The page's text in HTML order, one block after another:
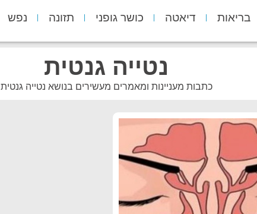
בריאות דיאטה כושר גופני תזונה נפש
נטייה גנטית
כתבות מעניינות ומאמרים מעשירים בנושא נטייה גנטית